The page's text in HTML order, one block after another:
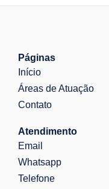
Páginas
Início
Áreas de Atuação
Contato
Atendimento
Email
Whatsapp
Telefone